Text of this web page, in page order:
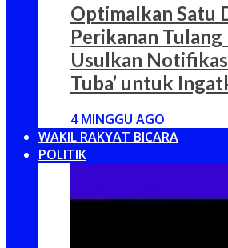
Optimalkan Satu
Perikanan Tulang
Usulkan
Tuba’ untuk
4 MINGGU AGO
WAKIL RAKYAT BICARA
POLITIK